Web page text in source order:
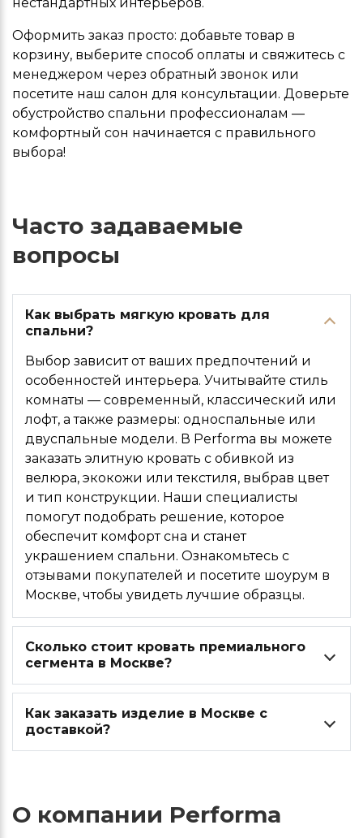
Оформить заказ просто: добавьте товар в
корзину, выберите способ оплаты и свяжитесь с
менеджером через обратный звонок или
посетите наш салон для консультации. Доверьте
обустройство спальни профессионалам —
комфортный сон начинается с правильного
выбора!
Часто задаваемые
вопросы
Как выбрать мягкую кровать для
спальни?
Выбор зависит от ваших предпочтений и
особенностей интерьера. Учитывайте стиль
комнаты — современный, классический или
лофт, а также размеры: односпальные или
двуспальные модели. В Performa вы можете
заказать элитную кровать с обивкой из
велюра, экокожи или текстиля, выбрав цвет
и тип конструкции. Наши специалисты
помогут подобрать решение, которое
обеспечит комфорт сна и станет
украшением спальни. Ознакомьтесь с
отзывами покупателей и посетите шоурум в
Москве, чтобы увидеть лучшие образцы.
Сколько стоит кровать премиального
сегмента в Москве?
Как заказать изделие в Москве с
доставкой?
О компании Performa